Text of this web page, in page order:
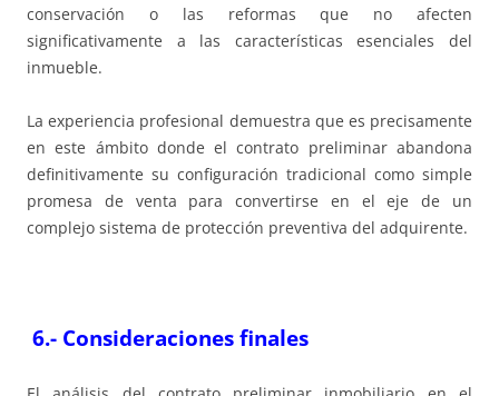
conservación o las reformas que no afecten
significativamente a las características esenciales del
inmueble.
La experiencia profesional demuestra que es precisamente
en este ámbito donde el contrato preliminar abandona
definitivamente su configuración tradicional como simple
promesa de venta para convertirse en el eje de un
complejo sistema de protección preventiva del adquirente.
6.- Consideraciones finales